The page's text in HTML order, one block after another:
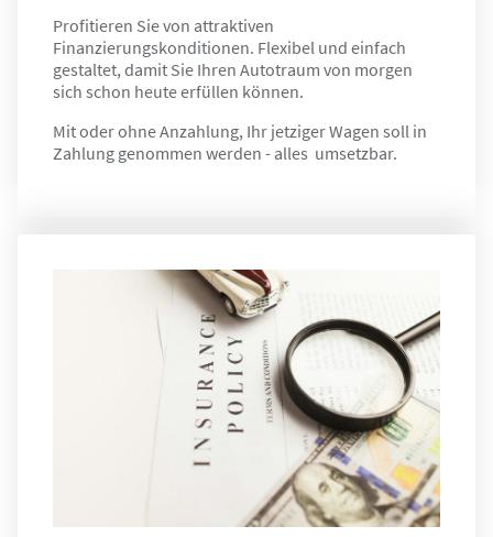
Profitieren Sie von attraktiven
Finanzierungskonditionen. Flexibel und einfach
gestaltet, damit Sie Ihren Autotraum von morgen
sich schon heute erfüllen können.
Mit oder ohne Anzahlung, Ihr jetziger Wagen soll in
Zahlung genommen werden - alles umsetzbar.